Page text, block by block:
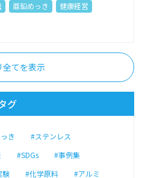
亜鉛めっき
健康経営
全てを表示
グ
き
#ステンレス
#SDGs
#事例集
験 #化学原料
#アルミ